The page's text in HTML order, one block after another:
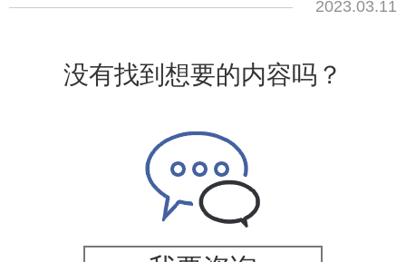
2023.03.11
没有找到想要的内容吗？